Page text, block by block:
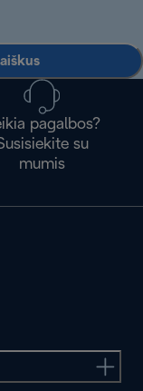
pagalbos?
su
mumis